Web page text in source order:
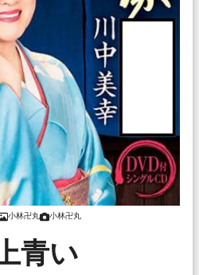
小林卍丸 小林卍丸
青い